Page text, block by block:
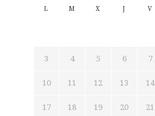
L M X J V
3 4 5 6 7
10 11 12 13 14
17 18 19 20 21